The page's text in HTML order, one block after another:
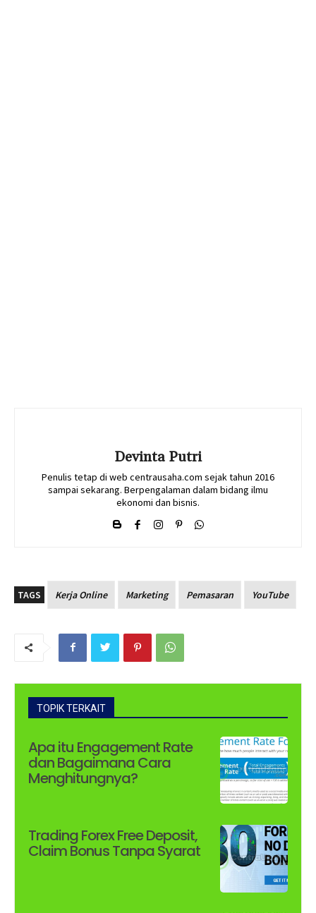
Devinta Putri
Penulis tetap di web centrausaha.com sejak tahun 2016
sampai sekarang. Berpengalaman dalam bidang ilmu
ekonomi dan bisnis.
TAGS Kerja Online Marketing Pemasaran YouTube
TOPIK TERKAIT
Apa itu Engagement Rate
dan Bagaimana Cara
Menghitungnya?
Trading Forex Free Deposit,
Claim Bonus Tanpa Syarat